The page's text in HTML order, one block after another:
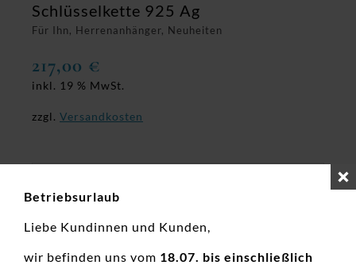
Für Ihn, Herrenanhänger, Neuheiten
Schlüsselkette 925 Ag
217,00 €
inkl. 19 % MwSt.
zzgl. Versandkosten
Betriebsurlaub
Liebe Kundinnen und Kunden,
wir befinden uns vom 18.07. bis einschließlich